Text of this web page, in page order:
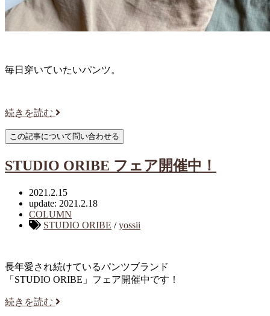
毎日穿いていたいパンツ。
続きを読む
STUDIO ORIBE フェア開催中！
2021.2.15
update: 2021.2.18
COLUMN
STUDIO ORIBE /yossii
長年愛され続けているパンツブランド
「STUDIO ORIBE」フェア開催中です！
続きを読む